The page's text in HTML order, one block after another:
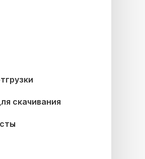
скачивания